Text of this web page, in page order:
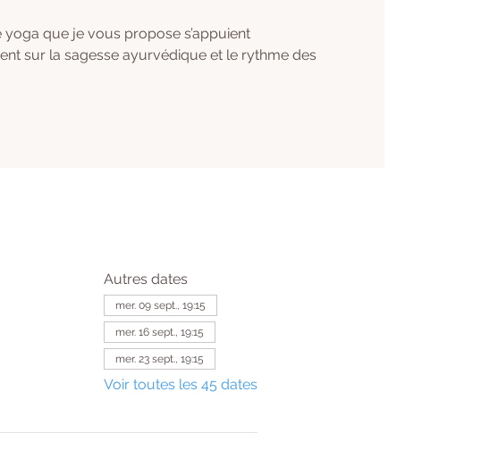
yoga que je vous propose s’appuient
sur la sagesse ayurvédique et le rythme des
Autres dates
mer. 09 sept., 19:15
mer. 16 sept., 19:15
mer. 23 sept., 19:15
Voir toutes les 45 dates